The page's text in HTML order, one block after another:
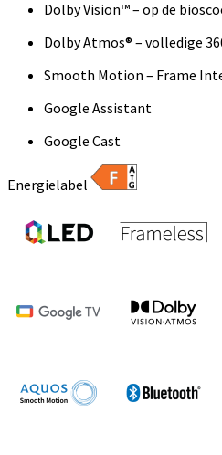
Dolby Vision™ – op de
Dolby Atmos® – volledige
Smooth Motion – Frame
Google Assistant
Google Cast
Energielabel